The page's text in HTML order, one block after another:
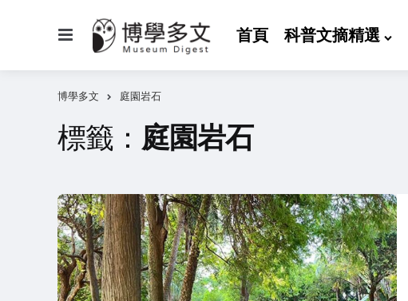
首頁 科普文摘精選
博學多文 庭園岩石
標籤： 庭園岩石